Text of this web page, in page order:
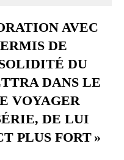
AVEC
DE
DU
DANS LE
VOYAGER
DE LUI
PLUS FORT »